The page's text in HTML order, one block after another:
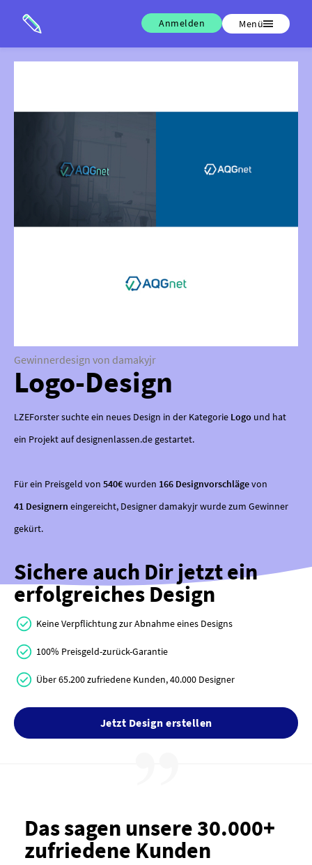
Anmelden Menü
Gewinnerdesign von damakyjr
Logo-Design
LZEForster suchte ein neues Design in der Kategorie Logo und hat
ein Projekt auf designenlassen.de gestartet.
Für ein Preisgeld von 540€wurden 166 Designvorschlägevon
41 Designern eingereicht, Designer damakyjr wurde zum Gewinner
gekürt.
Sichere auch Dir jetzt ein
erfolgreiches Design
Keine Verpflichtung zur Abnahme eines Designs
100% Preisgeld-zurück-Garantie
Über 65.200 zufriedene Kunden, 40.000 Designer
Jetzt Design erstellen
Das sagen unsere 30.000+
zufriedene Kunden